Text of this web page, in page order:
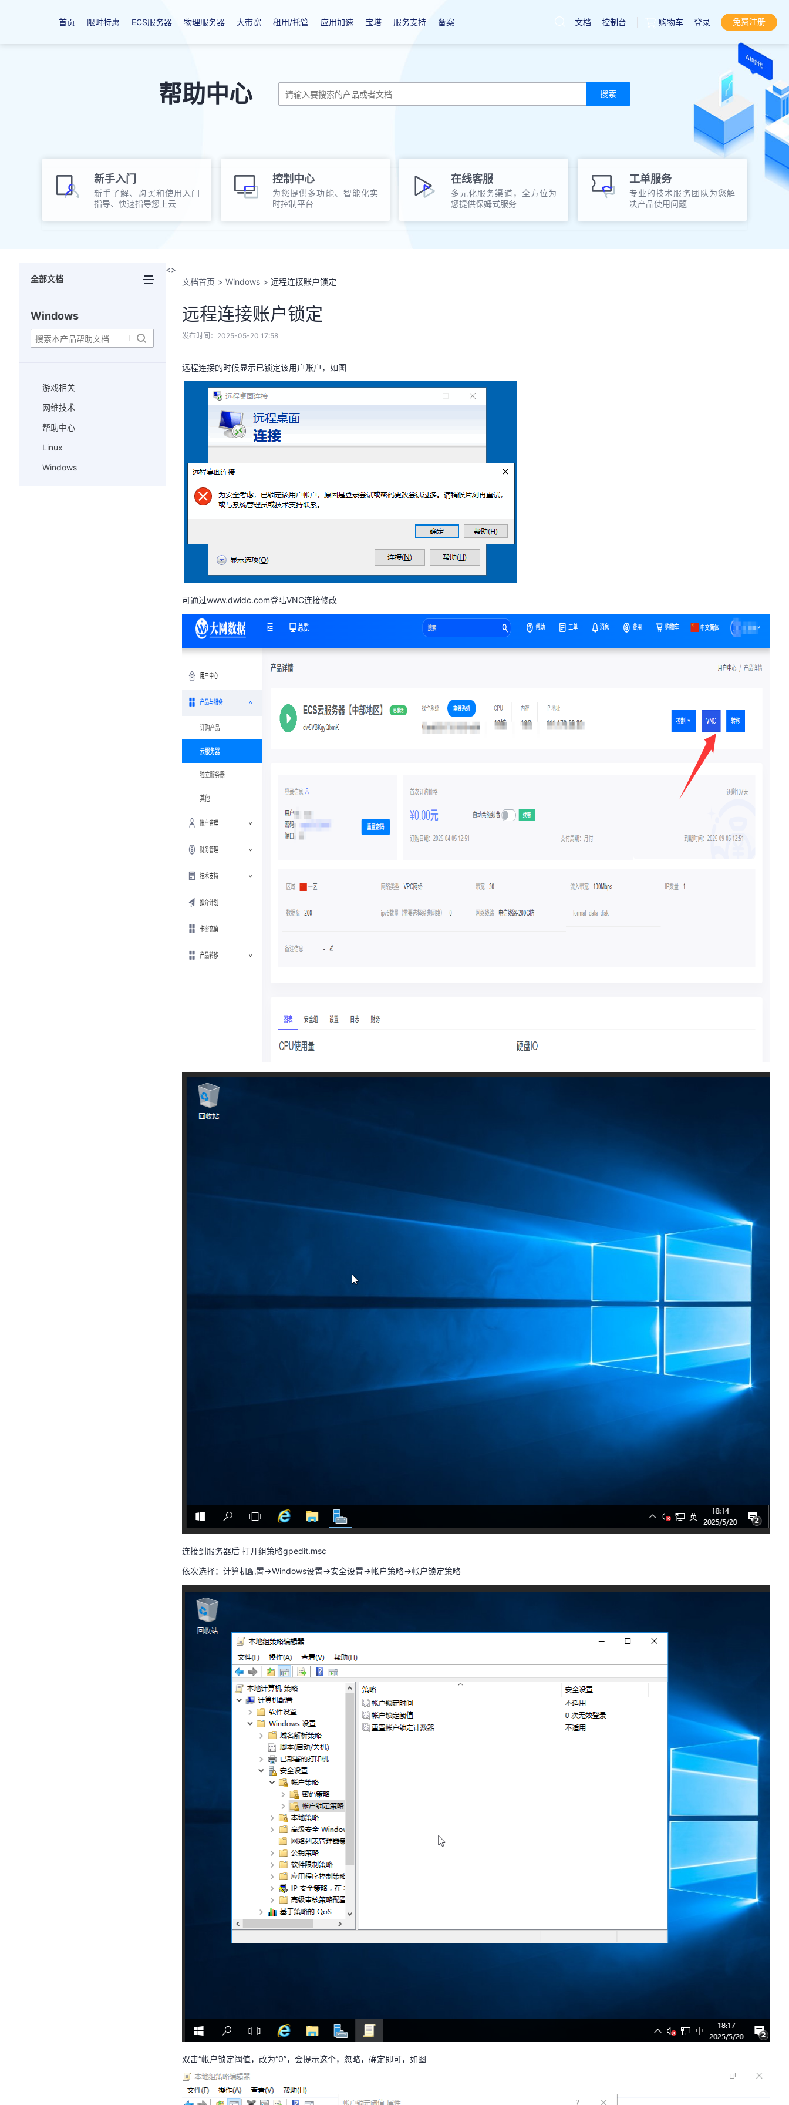
首页 限时特惠 ECS服务器 物理服务器 大带宽 租用/托管 应用加速 宝塔 服务支持 备案 文档 控制台 购物车 登录 免费注册
帮助中心 搜索
新手入门
新手了解、购买和使用入门
指导、快速指导您上云
控制中心
为您提供多功能、智能化实
时控制平台
在线客服
多元化服务渠道，全方位为
您提供保姆式服务
工单服务
专业的技术服务团队为您解
决产品使用问题
<>
全部文档
Windows
游戏相关
网维技术
帮助中心
Linux
Windows
文档首页 > Windows > 远程连接账户锁定
远程连接账户锁定
发布时间： 2025-05-20 17:58
远程连接的时候显示已锁定该用户账户，如图
可通过www.dwidc.com登陆VNC连接修改
连接到服务器后 打开组策略gpedit.msc
依次选择：计算机配置→Windows设置→安全设置→帐户策略→帐户锁定策略
双击“帐户锁定阈值，改为“0”，会提示这个，忽略，确定即可，如图